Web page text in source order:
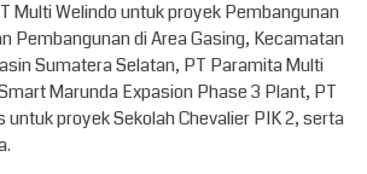
Multi Welindo untuk proyek Pembangunan
Pembangunan di Area Gasing, Kecamatan
Sumatera Selatan, PT Paramita Multi
Marunda Expasion Phase 3 Plant, PT
untuk proyek Sekolah Chevalier PIK 2, serta